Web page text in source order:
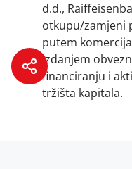
d.d.,
otkupu/zamjeni
putem
izdanjem
financiranju i
tržišta kapitala.